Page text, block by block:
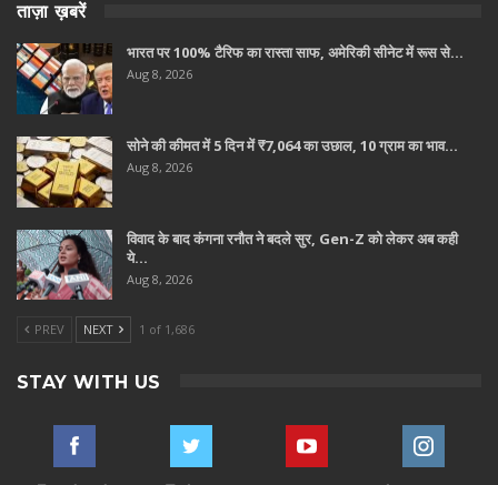
ताज़ा ख़बरें
भारत पर 100% टैरिफ का रास्ता साफ, अमेरिकी सीनेट में रूस से…
Aug 8, 2026
सोने की कीमत में 5 दिन में ₹7,064 का उछाल, 10 ग्राम का भाव…
Aug 8, 2026
विवाद के बाद कंगना रनौत ने बदले सुर, Gen-Z को लेकर अब कही
ये…
Aug 8, 2026
PREV NEXT 1 of 1,686
STAY WITH US